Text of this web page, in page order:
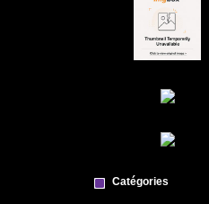
Catégories